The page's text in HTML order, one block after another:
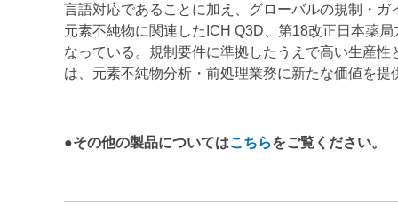
言語対応であることに加え、グローバルの規制・
元素不純物に関連したICH Q3D、第18改正日本薬
なっている。規制要件に準拠したうえで高い生産
は、元素不純物分析・前処理業務に新たな価値を
●その他の製品についてはこちらをご覧ください。